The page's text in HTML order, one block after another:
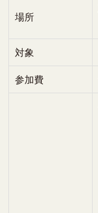
場所
対象
参加費